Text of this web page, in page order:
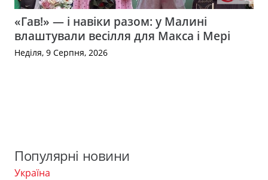
«Гав!» — і навіки разом: у Малині
влаштували весілля для Макса і Мері
Неділя, 9 Серпня, 2026
Популярні новини
Україна